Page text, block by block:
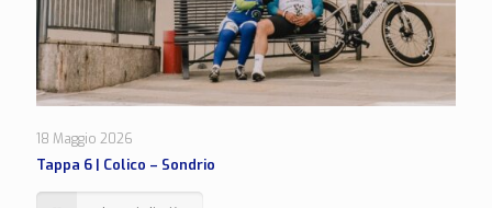
18 Maggio 2026
Tappa 6 | Colico – Sondrio